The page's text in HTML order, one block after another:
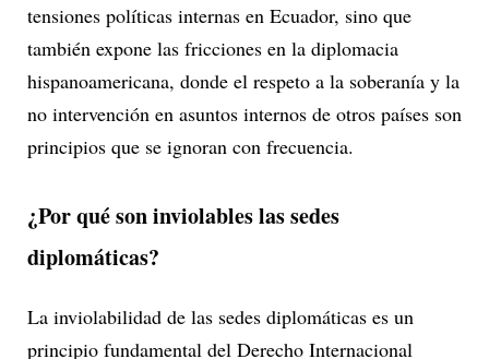
tensiones políticas internas en Ecuador, sino que
también expone las fricciones en la diplomacia
hispanoamericana, donde el respeto a la soberanía y la
no intervención en asuntos internos de otros países son
principios que se ignoran con frecuencia.
¿Por qué son inviolables las sedes
diplomáticas?
La inviolabilidad de las sedes diplomáticas es un
principio fundamental del Derecho Internacional